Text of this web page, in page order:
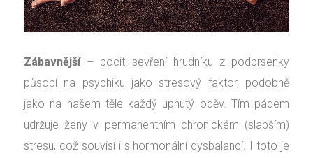
Zábavnější– pocit sevření hrudníku z podprsenky
působí na psychiku jako stresový faktor, podobně
jako na našem těle každý upnutý oděv. Tím pádem
udržuje ženy v permanentním chronickém (slabším)
stresu, což souvisí i s hormonální dysbalancí. I toto je